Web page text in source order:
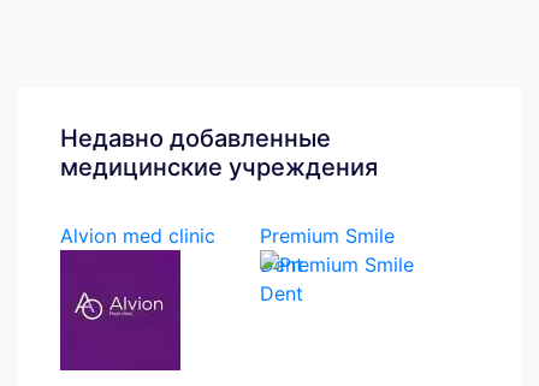
Недавно добавленные
медицинские учреждения
Alvion med clinic
Premium Smile
Dent